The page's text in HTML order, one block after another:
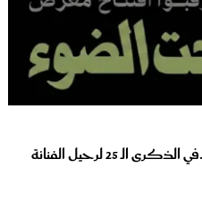
معرض "وحدها تحت الضوء"..في الذكرى الـ 25 لرحيل الفنانة